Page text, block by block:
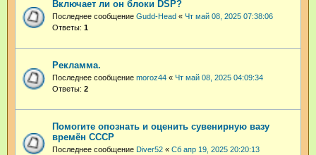
Включает ли он блоки DSP?
Последнее сообщение Gudd-Head « Чт май 08, 2025 07:38:06
Ответы: 1
Рекламма.
Последнее сообщение moroz44 « Чт май 08, 2025 04:09:34
Ответы: 2
Помогите опознать и оценить сувенирную вазу
времён СССР
Последнее сообщение Diver52 « Сб апр 19, 2025 20:20:13